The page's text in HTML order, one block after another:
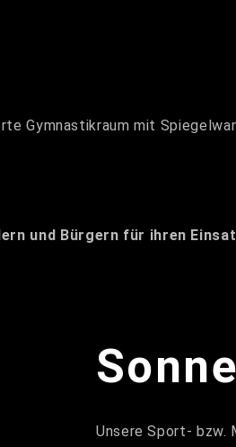
Gymnastikraum mit
und Bürgern für ihren
Unsere Sport- bzw.